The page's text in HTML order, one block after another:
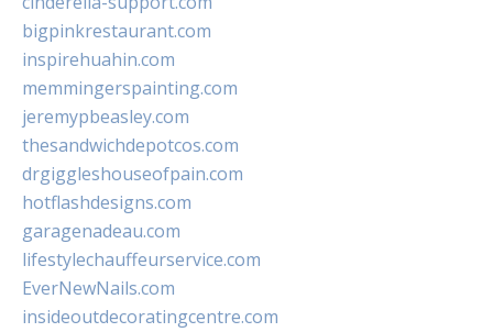
bigpinkrestaurant.com
inspirehuahin.com
memmingerspainting.com
jeremypbeasley.com
thesandwichdepotcos.com
drgiggleshouseofpain.com
hotflashdesigns.com
garagenadeau.com
lifestylechauffeurservice.com
EverNewNails.com
insideoutdecoratingcentre.com